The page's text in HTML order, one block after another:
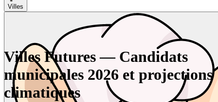
Villes
Villes Futures — Candidats
municipales 2026 et projections
climatiques